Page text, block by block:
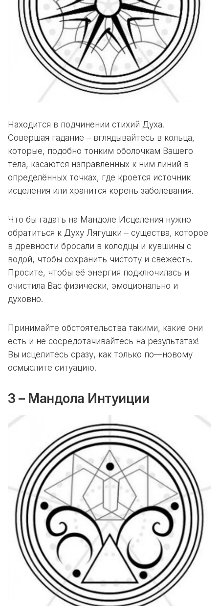
Находится в подчинении стихий Духа.
Совершая гадание – вглядывайтесь в кольца,
которые, подобно тонким оболочкам Вашего
тела, касаются направленных к ним линий в
определённых точках, где кроется источник
исцеления или хранится корень заболевания.
Что бы гадать на Мандоле Исцеления нужно
обратиться к Духу Лягушки – существа, которое
в древности бросали в колодцы и кувшины с
водой, чтобы сохранить чистоту и свежесть.
Просите, чтобы её энергия подключилась и
очистила Вас физически, эмоционально и
духовно.
Принимайте обстоятельства такими, какие они
есть и не сосредотачивайтесь на результатах!
Вы исцелитесь сразу, как только по—новому
осмыслите ситуацию.
3 – Мандола Интуиции